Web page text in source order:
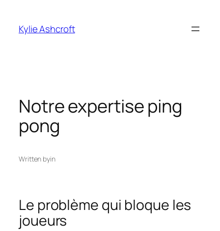
content
Kylie Ashcroft
Notre expertise ping
pong
Written byin
Le problème qui bloque les
joueurs